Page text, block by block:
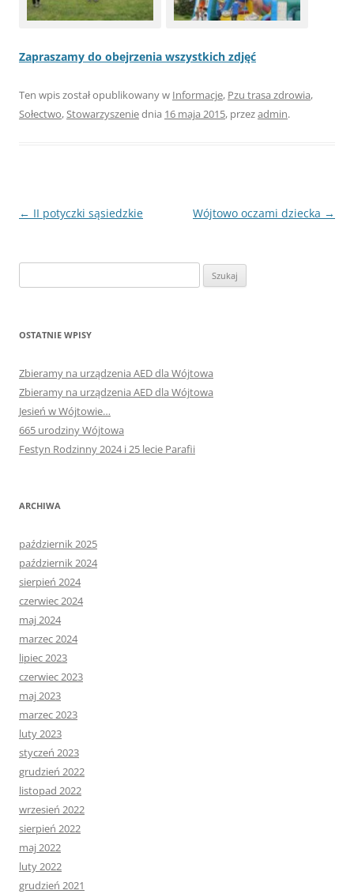
Zapraszamy do obejrzenia wszystkich zdjęć
Ten wpis został opublikowany w Informacje, Pzu trasa zdrowia,
Sołectwo,Stowarzyszeniednia 16 maja 2015, przezadmin.
Nawigacja
← II potyczki sąsiedzkie Wójtowo oczami dziecka →
OSTATNIE WPISY
Zbieramy na urządzenia AED dla Wójtowa
Zbieramy na urządzenia AED dla Wójtowa
Jesień w Wójtowie…
665 urodziny Wójtowa
Festyn Rodzinny 2024 i 25 lecie Parafii
ARCHIWA
październik 2025
październik 2024
sierpień 2024
czerwiec 2024
maj 2024
marzec 2024
lipiec 2023
czerwiec 2023
maj 2023
marzec 2023
luty 2023
styczeń 2023
grudzień 2022
listopad 2022
wrzesień 2022
sierpień 2022
maj 2022
luty 2022
grudzień 2021